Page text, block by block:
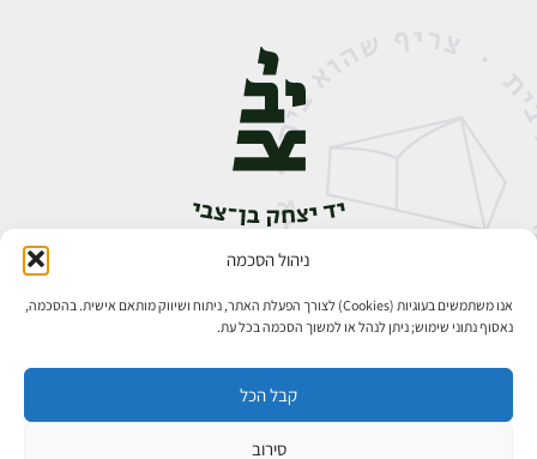
ניהול הסכמה
אנו משתמשים בעוגיות (Cookies) לצורך הפעלת האתר, ניתוח ושיווק מותאם אישית. בהסכמה,
נאסוף נתוני שימוש; ניתן לנהל או למשוך הסכמה בכל עת.
קבל הכל
סירוב
אבן גבירול 14, רחביה, ירושלים